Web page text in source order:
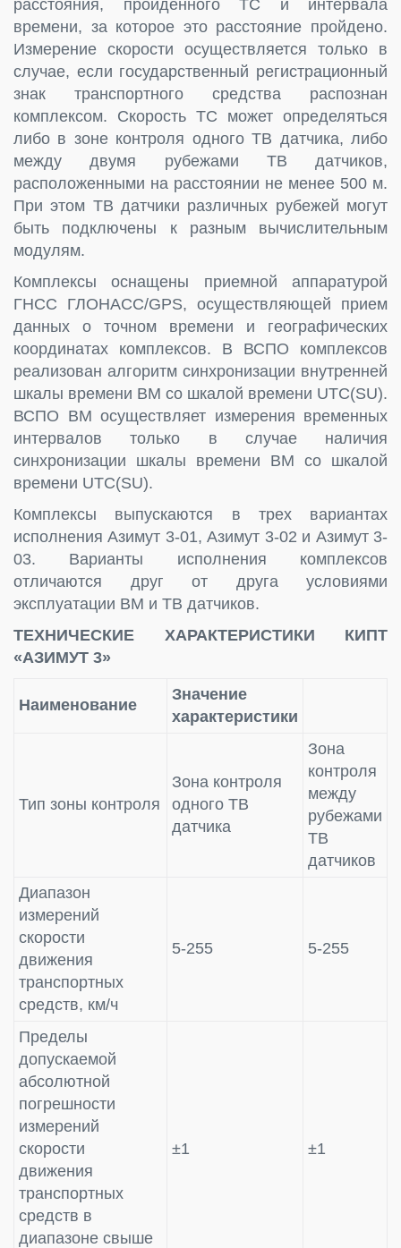
расстояния, пройденного ТС и интервала
времени, за которое это расстояние пройдено.
Измерение скорости осуществляется только в
случае, если государственный регистрационный
знак транспортного средства распознан
комплексом. Скорость ТС может определяться
либо в зоне контроля одного ТВ датчика, либо
между двумя рубежами ТВ датчиков,
расположенными на расстоянии не менее 500 м.
При этом ТВ датчики различных рубежей могут
быть подключены к разным вычислительным
модулям.
Комплексы оснащены приемной аппаратурой
ГНСС ГЛОНАСС/GPS, осуществляющей прием
данных о точном времени и географических
координатах комплексов. В ВСПО комплексов
реализован алгоритм синхронизации внутренней
шкалы времени ВМ со шкалой времени UTC(SU).
ВСПО ВМ осуществляет измерения временных
интервалов только в случае наличия
синхронизации шкалы времени ВМ со шкалой
времени UTC(SU).
Комплексы выпускаются в трех вариантах
исполнения Азимут 3-01, Азимут 3-02 и Азимут 3-
03. Варианты исполнения комплексов
отличаются друг от друга условиями
эксплуатации ВМ и ТВ датчиков.
ТЕХНИЧЕСКИЕ ХАРАКТЕРИСТИКИ КИПТ
«АЗИМУТ 3»
Наименование
Значение
характеристики
Тип зоны контроля
Зона контроля
одного ТВ
датчика
Зона
контроля
между
рубежами
ТВ
датчиков
Диапазон
измерений
скорости
движения
транспортных
средств, км/ч
5-255 5-255
Пределы
допускаемой
абсолютной
погрешности
измерений
скорости
движения
транспортных
средств в
диапазоне свыше
±1 ±1